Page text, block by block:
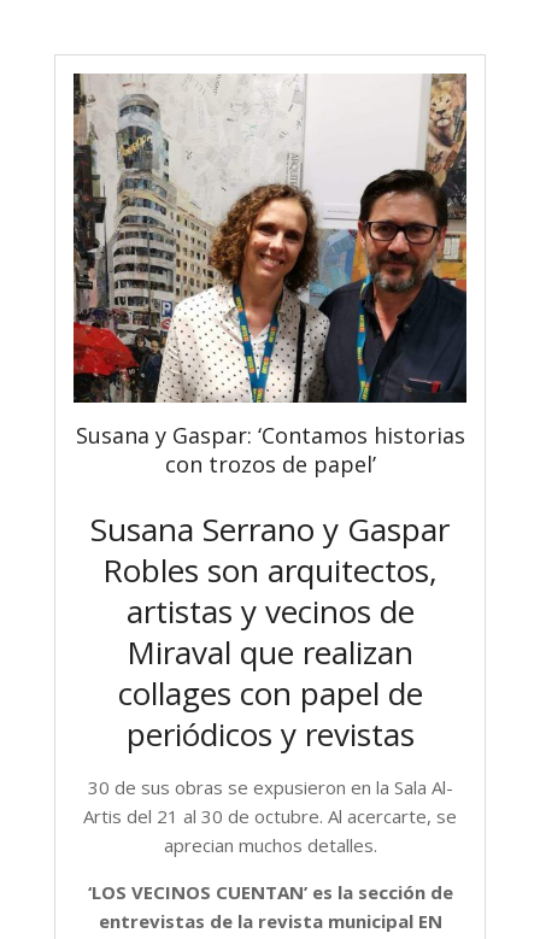
Susana y Gaspar: ‘Contamos historias
con trozos de papel’
Susana Serrano y Gaspar
Robles son arquitectos,
artistas y vecinos de
Miraval que realizan
collages con papel de
periódicos y revistas
30 de sus obras se expusieron en la Sala Al-
Artis del 21 al 30 de octubre. Al acercarte, se
aprecian muchos detalles.
‘LOS VECINOS CUENTAN’ es la sección de
entrevistas de la revista municipal EN